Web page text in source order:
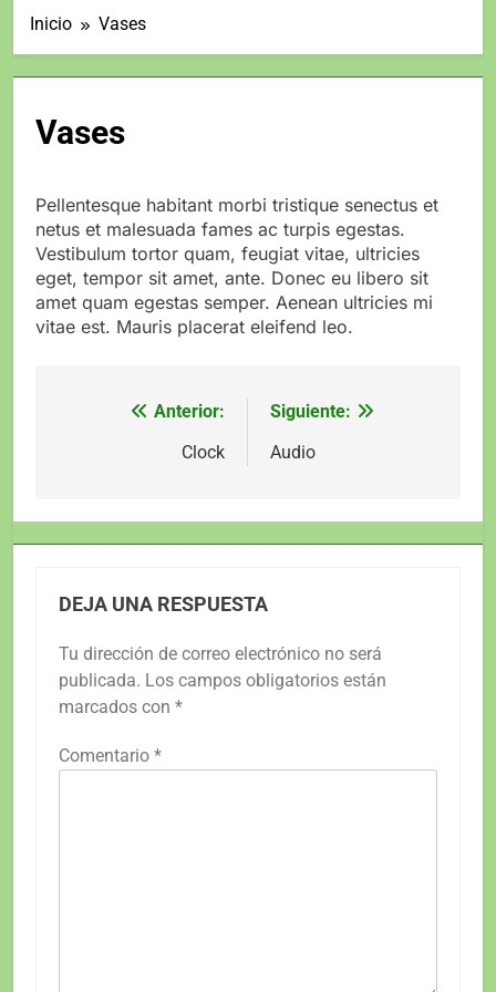
Inicio Vases
Vases
Pellentesque habitant morbi tristique senectus et
netus et malesuada fames ac turpis egestas.
Vestibulum tortor quam, feugiat vitae, ultricies
eget, tempor sit amet, ante. Donec eu libero sit
amet quam egestas semper. Aenean ultricies mi
vitae est. Mauris placerat eleifend leo.
Navegación
Anterior:
Clock
Siguiente:
Audio
DEJA UNA RESPUESTA
Tu dirección de correo electrónico no será
publicada. Los campos obligatorios están
marcados con *
Comentario *